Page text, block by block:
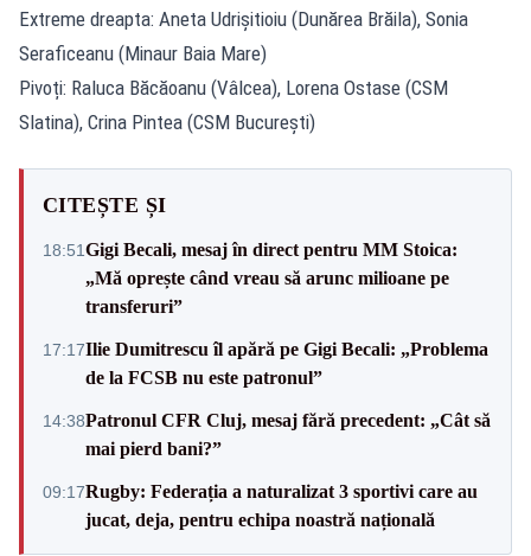
Extreme dreapta: Aneta Udrișitioiu (Dunărea Brăila), Sonia
Seraficeanu (Minaur Baia Mare)
Pivoți: Raluca Băcăoanu (Vâlcea), Lorena Ostase (CSM
Slatina), Crina Pintea (CSM București)
CITEȘTE ȘI
18:51Gigi Becali, mesaj în direct pentru MM Stoica:
„Mă oprește când vreau să arunc milioane pe
transferuri”
17:17Ilie Dumitrescu îl apără pe Gigi Becali: „Problema
de la FCSB nu este patronul”
14:38Patronul CFR Cluj, mesaj fără precedent: „Cât să
mai pierd bani?”
09:17Rugby: Federația a naturalizat 3 sportivi care au
jucat, deja, pentru echipa noastră națională